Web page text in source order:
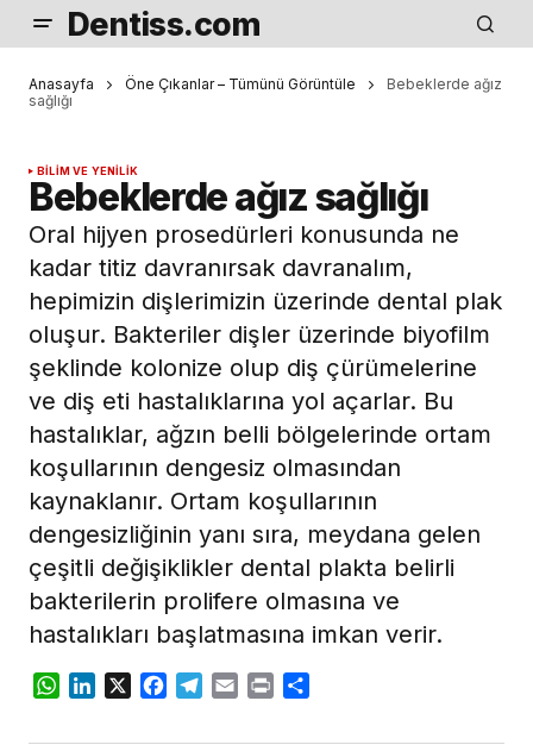
Dentiss.com
Anasayfa Öne Çıkanlar – Tümünü Görüntüle
Bebeklerde ağız
sağlığı
BILIM VE YENILIK
Bebeklerde ağız sağlığı
Oral hijyen prosedürleri konusunda ne
kadar titiz davranırsak davranalım,
hepimizin dişlerimizin üzerinde dental plak
oluşur. Bakteriler dişler üzerinde biyofilm
şeklinde kolonize olup diş çürümelerine
ve diş eti hastalıklarına yol açarlar. Bu
hastalıklar, ağzın belli bölgelerinde ortam
koşullarının dengesiz olmasından
kaynaklanır. Ortam koşullarının
dengesizliğinin yanı sıra, meydana gelen
çeşitli değişiklikler dental plakta belirli
bakterilerin prolifere olmasına ve
hastalıkları başlatmasına imkan verir.
WhatsApp
LinkedIn
X Facebook
Telegram
Email Print